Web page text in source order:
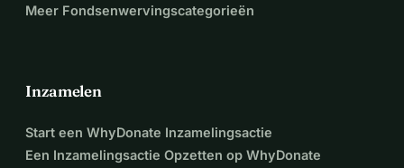
Meer Fondsenwervingscategorieën
Inzamelen
Start een WhyDonate Inzamelingsactie
Een Inzamelingsactie Opzetten op WhyDonate